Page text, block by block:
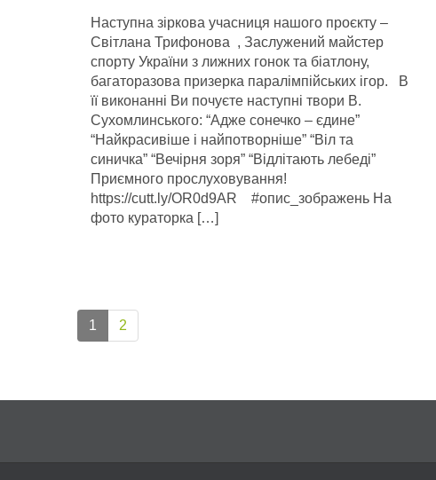
Наступна зіркова учасниця нашого проєкту –
Світлана Трифонова , Заслужений майстер
спорту України з лижних гонок та біатлону,
багаторазова призерка паралімпійських ігор. В
її виконанні Ви почуєте наступні твори В.
Сухомлинського: “Адже сонечко – єдине”
“Найкрасивіше і найпотворніше” “Віл та
синичка” “Вечірня зоря” “Відлітають лебеді”
Приємного прослуховування!
https://cutt.ly/OR0d9AR #опис_зображень На
фото кураторка […]
1 2